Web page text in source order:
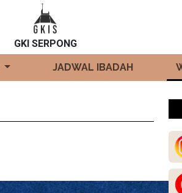
GKI SERPONG
JADWAL IBADAH